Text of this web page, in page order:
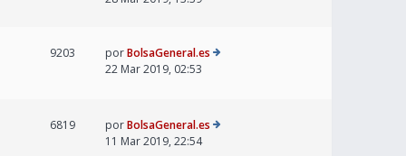
9203 porBolsaGeneral.es
22 Mar 2019, 02:53
6819 porBolsaGeneral.es
11 Mar 2019, 22:54